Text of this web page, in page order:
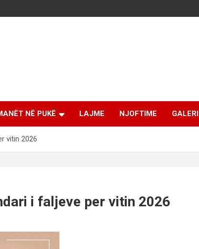
NË PUKË LAJME NJOFTIME GALERI
vitin 2026
i faljeve per vitin 2026